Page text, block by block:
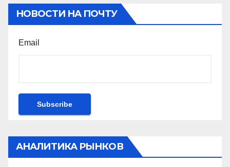
НОВОСТИ НА ПОЧТУ
Email
АНАЛИТИКА РЫНКОВ